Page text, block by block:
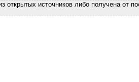
открытых источников либо получена от